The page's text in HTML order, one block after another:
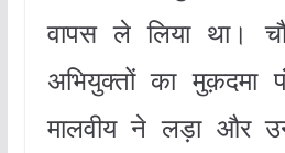
वापस ले लिया था।
अभियुक्तों का मुक़दमा
मालवीय ने लड़ा और